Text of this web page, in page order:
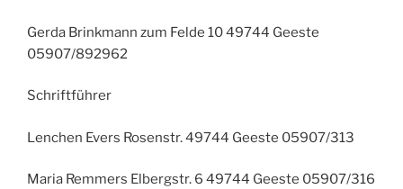
Gerda Brinkmann zum Felde 10 49744 Geeste
05907/892962
Schriftführer
Lenchen Evers Rosenstr. 49744 Geeste 05907/313
Maria Remmers Elbergstr. 6 49744 Geeste 05907/316